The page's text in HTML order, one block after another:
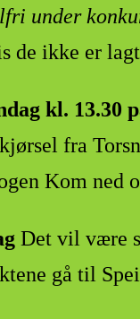
under
de ikke er
kl. 13.30
fra
Kom ned
Det vil være
gå til